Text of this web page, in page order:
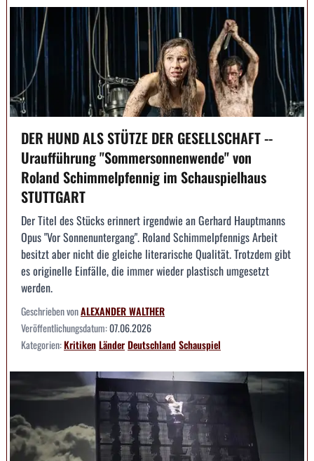
DER HUND ALS STÜTZE DER GESELLSCHAFT --
Uraufführung "Sommersonnenwende" von
Roland Schimmelpfennig im Schauspielhaus
STUTTGART
Der Titel des Stücks erinnert irgendwie an Gerhard Hauptmanns
Opus "Vor Sonnenuntergang". Roland Schimmelpfennigs Arbeit
besitzt aber nicht die gleiche literarische Qualität. Trotzdem gibt
es originelle Einfälle, die immer wieder plastisch umgesetzt
werden.
Geschrieben vonALEXANDER WALTHER
Veröffentlichungsdatum:07.06.2026
Kategorien:KritikenLänderDeutschlandSchauspiel